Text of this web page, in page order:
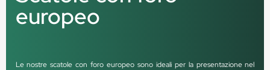
europeo
Le nostre scatole con foro europeo sono ideali per la presentazione nel